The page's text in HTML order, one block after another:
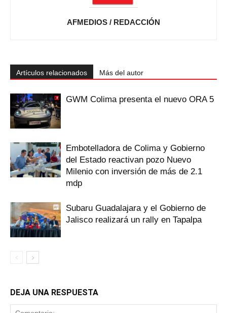
AFMEDIOS / REDACCIÓN
Artículos relacionados Más del autor
GWM Colima presenta el nuevo ORA 5
Embotelladora de Colima y Gobierno
del Estado reactivan pozo Nuevo
Milenio con inversión de más de 2.1
mdp
Subaru Guadalajara y el Gobierno de
Jalisco realizará un rally en Tapalpa
DEJA UNA RESPUESTA